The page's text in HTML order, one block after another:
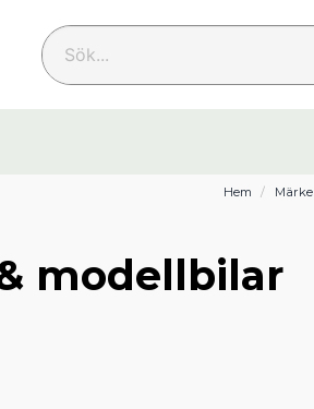
Sök...
Hem Märke
modellbilar